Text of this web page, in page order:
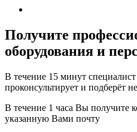
Получите
оборудования и
В течение 15 минут
проконсультирует и подберёт
В течение 1 часа Вы получите
указанную Вами почту